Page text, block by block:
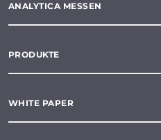
ANALYTICA MESSEN
PRODUKTE
WHITE PAPER